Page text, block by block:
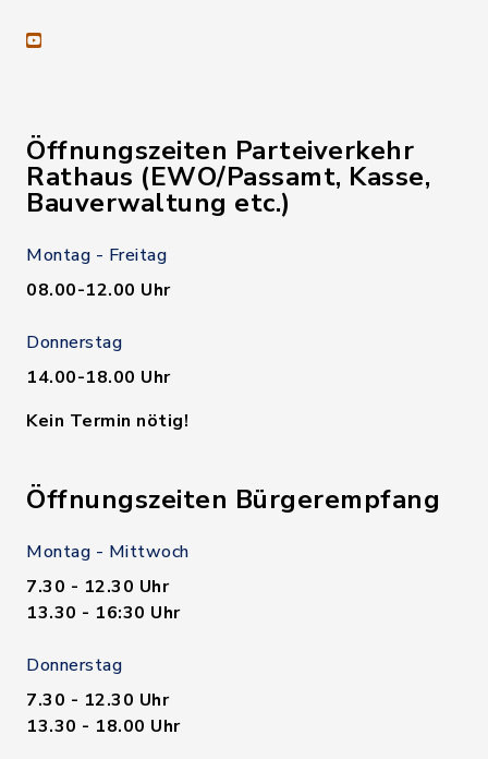
youtube
Öffnungszeiten Parteiverkehr
Rathaus (EWO/Passamt, Kasse,
Bauverwaltung etc.)
Montag - Freitag
08.00-12.00 Uhr
Donnerstag
14.00-18.00 Uhr
Kein Termin nötig!
Öffnungszeiten Bürgerempfang
Montag - Mittwoch
7.30 - 12.30 Uhr
13.30 - 16:30 Uhr
Donnerstag
7.30 - 12.30 Uhr
13.30 - 18.00 Uhr